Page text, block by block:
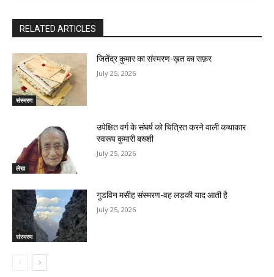
RELATED ARTICLES
संस्मरण
जितेंद्र कुमार का संस्मरण-ख़त का सफ़र
July 25, 2026
लेख
उपेक्षित वर्ग के संघर्ष को चित्रित करने वाली कथाकार
स्वरूप कुमारी बख्शी
July 25, 2026
संस्मरण
गुडविन मसीह संस्मरण-वह लड़की याद आती है
July 25, 2026